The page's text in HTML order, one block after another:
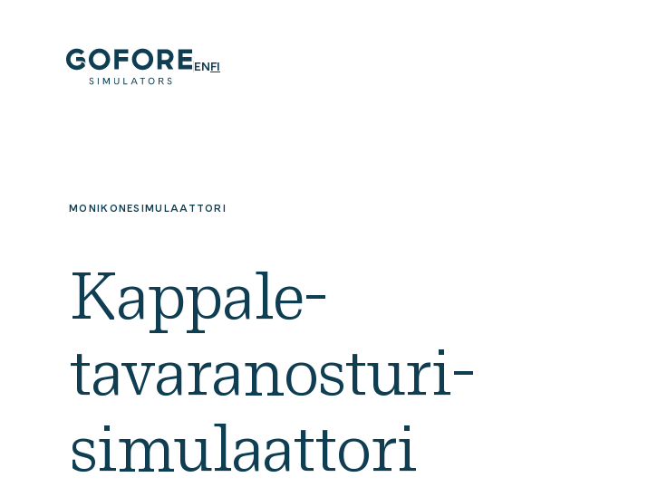
sisältöönSimulators
ENGLISH
ENSUOMI
FI
MONIKONESIMULAATTORI
Kappale­
tavaranosturi­
simulaattori